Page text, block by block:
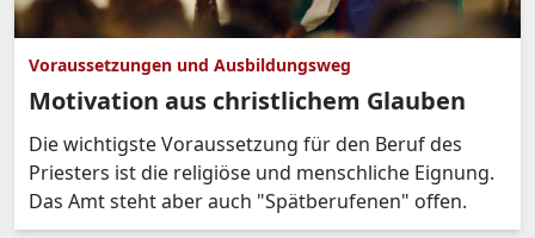
Voraussetzungen und Ausbildungsweg
Motivation aus christlichem Glauben
Die wichtigste Voraussetzung für den Beruf des
Priesters ist die religiöse und menschliche Eignung.
Das Amt steht aber auch "Spätberufenen" offen.